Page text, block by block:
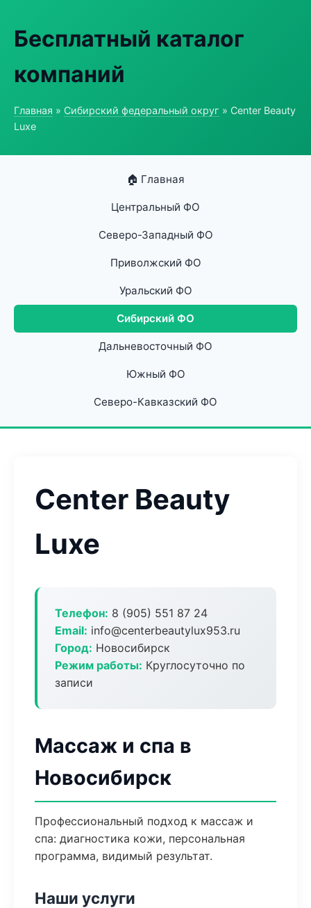
Бесплатный каталог
компаний
Главная » Сибирский федеральный округ » Center Beauty
Luxe
🏠 Главная
Центральный ФО
Северо-Западный ФО
Приволжский ФО
Уральский ФО
Сибирский ФО
Дальневосточный ФО
Южный ФО
Северо-Кавказский ФО
Center Beauty
Luxe
Телефон: 8 (905) 551 87 24
Email: info@centerbeautylux953.ru
Город: Новосибирск
Режим работы: Круглосуточно по
записи
Массаж и спа в
Новосибирск
Профессиональный подход к массаж и
спа: диагностика кожи, персональная
программа, видимый результат.
Наши услуги